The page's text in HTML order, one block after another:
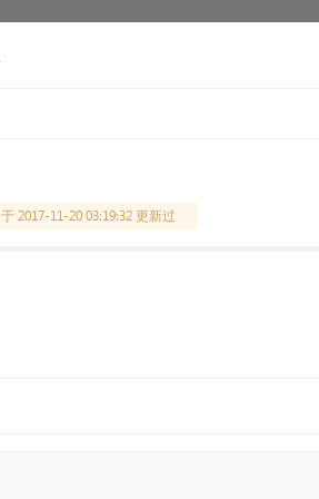
于 2017-11-20 03:19:32 更新过